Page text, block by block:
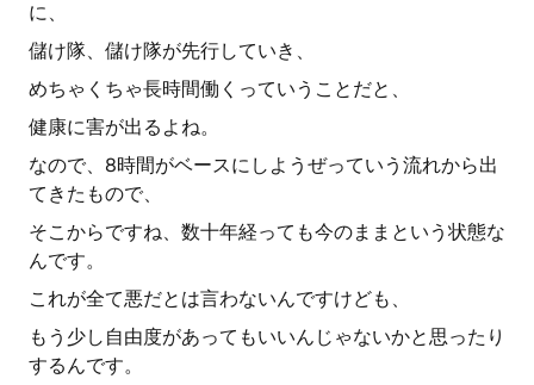
に、
儲け隊、儲け隊が先行していき、
めちゃくちゃ長時間働くっていうことだと、
健康に害が出るよね。
なので、8時間がベースにしようぜっていう流れから出
てきたもので、
そこからですね、数十年経っても今のままという状態な
んです。
これが全て悪だとは言わないんですけども、
もう少し自由度があってもいいんじゃないかと思ったり
するんです。